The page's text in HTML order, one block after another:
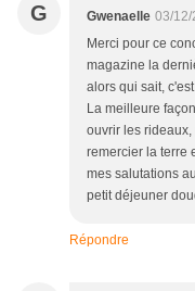
G Gwenaelle 03/12/
Merci pour ce
magazine la
alors qui sait,
La meilleure
ouvrir les
remercier la terre
mes salutations
petit déjeuner
Répondre